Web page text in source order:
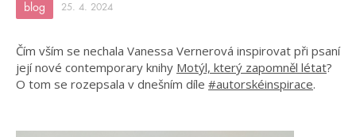
blog 25. 4. 2024
Čím vším se nechala Vanessa Vernerová inspirovat při psaní
její nové contemporary knihy Motýl, který zapomněl létat?
O tom se rozepsala v dnešním díle #autorskéinspirace.